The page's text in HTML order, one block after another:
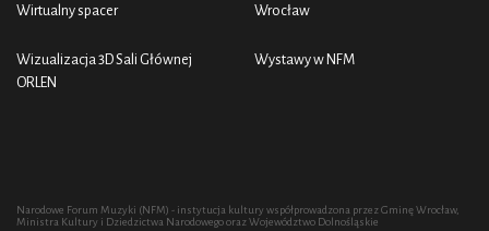
Wirtualny spacer
Wizualizacja 3D Sali Głównej
ORLEN
Wrocław
Wystawy w NFM
Narodowe Forum Muzyki (NFM) - instytucja kultury współprowadzona przez Gminę Wrocław,
Ministra Kultury i Dziedzictwa Narodowego oraz Województwo Dolnośląskie